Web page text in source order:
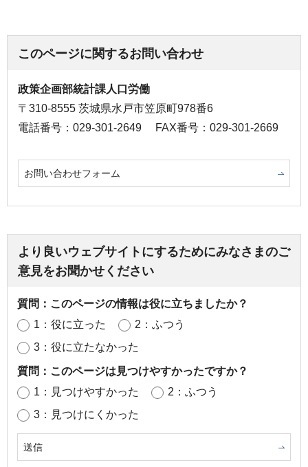
このページに関するお問い合わせ
政策企画部統計課人口労働
〒310-8555 茨城県水戸市笠原町978番6
電話番号：029-301-2649
FAX番号：029-301-2669
お問い合わせフォーム
より良いウェブサイトにするためにみなさまのご
意見をお聞かせください
質問：このページの情報は役に立ちましたか？
1：役に立った
2：ふつう
3：役に立たなかった
質問：このページは見つけやすかったですか？
1：見つけやすかった
2：ふつう
3：見つけにくかった